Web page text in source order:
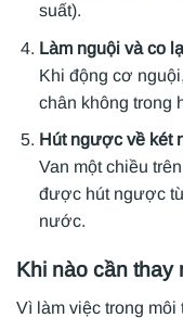
suất).
Làm nguội và co
Khi động cơ
chân không trong
Hút ngược về két
Van một chiều
được hút ngược
nước.
Khi nào cần
Vì làm việc trong